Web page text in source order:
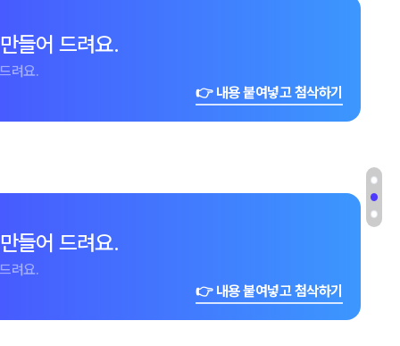
들어 드려요.
려요.
👉 내용 붙여넣고 첨삭하기
들어 드려요.
려요.
👉 내용 붙여넣고 첨삭하기